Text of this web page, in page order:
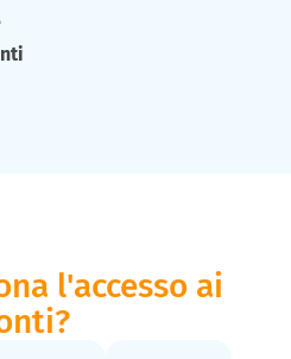
l'accesso ai